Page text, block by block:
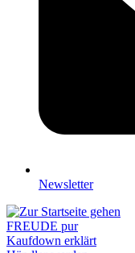
Newsletter
FREUDE pur
Kaufdown erklärt